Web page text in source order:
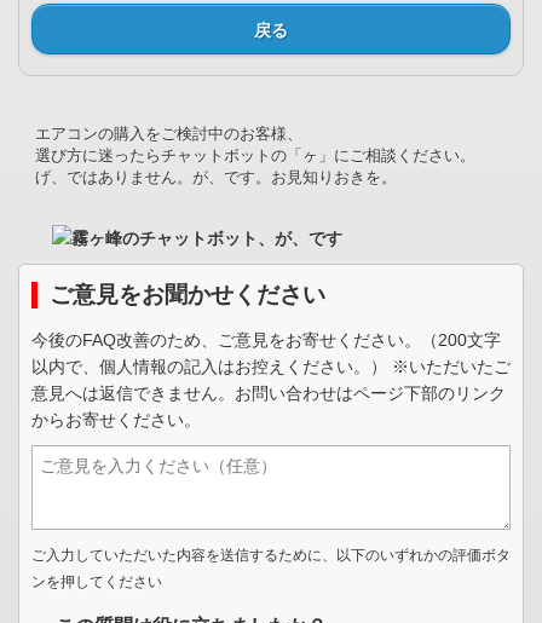
戻る
エアコンの購入をご検討中のお客様、
選び方に迷ったらチャットボットの「ヶ」にご相談ください。
げ、ではありません。が、です。お見知りおきを。
ご意見をお聞かせください
今後のFAQ改善のため、ご意見をお寄せください。（200文字
以内で、個人情報の記入はお控えください。） ※いただいたご
意見へは返信できません。お問い合わせはページ下部のリンク
からお寄せください。
ご入力していただいた内容を送信するために、以下のいずれかの評価ボタ
ンを押してください